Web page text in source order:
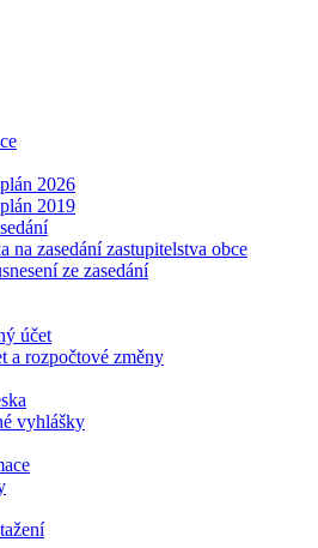
2026
2019
na zasedání zastupitelstva obce
ze zasedání
účet
a rozpočtové změny
vyhlášky